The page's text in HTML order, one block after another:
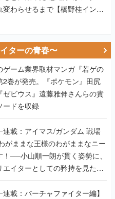
変わらせるまで【橋野桂インタ
ターの青春〜
ゲーム業界取材マンガ『若ゲの
2巻が発売。『ポケモン』田尻
ゼビウス』遠藤雅伸さんらの貴
ードを収録
載：アイマス/ガンダム 戦場
がままな王様のわがままなニー
！──小山順一朗が貫く姿勢に、
エイターとしての矜持を見た
たり最終回】
連載：バーチャファイター編】